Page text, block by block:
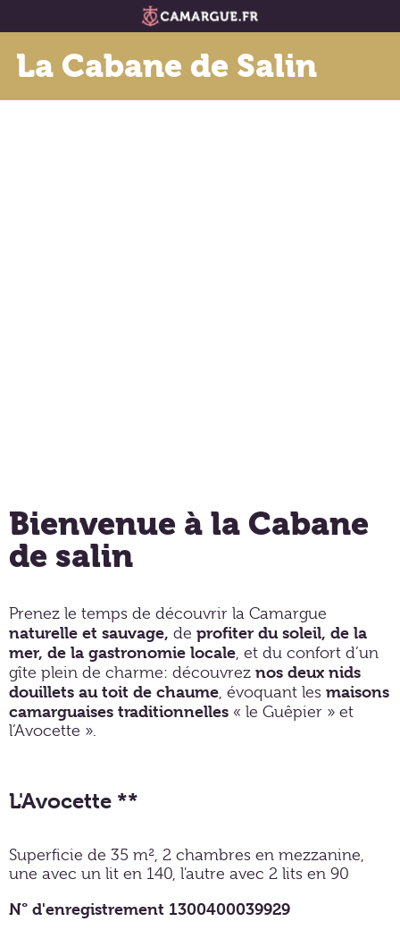
La Cabane de Salin
Bienvenue à la Cabane
de salin
Prenez le temps de découvrir la Camargue
naturelle et sauvage, de profiter du soleil, de la
mer, de la gastronomie locale, et du confort d’un
gîte plein de charme: découvrez nos deux nids
douillets au toit de chaume, évoquant les maisons
camarguaises traditionnelles « le Guêpier » et
l’Avocette ».
L'Avocette **
Superficie de 35 m², 2 chambres en mezzanine,
une avec un lit en 140, l'autre avec 2 lits en 90
N° d'enregistrement 1300400039929